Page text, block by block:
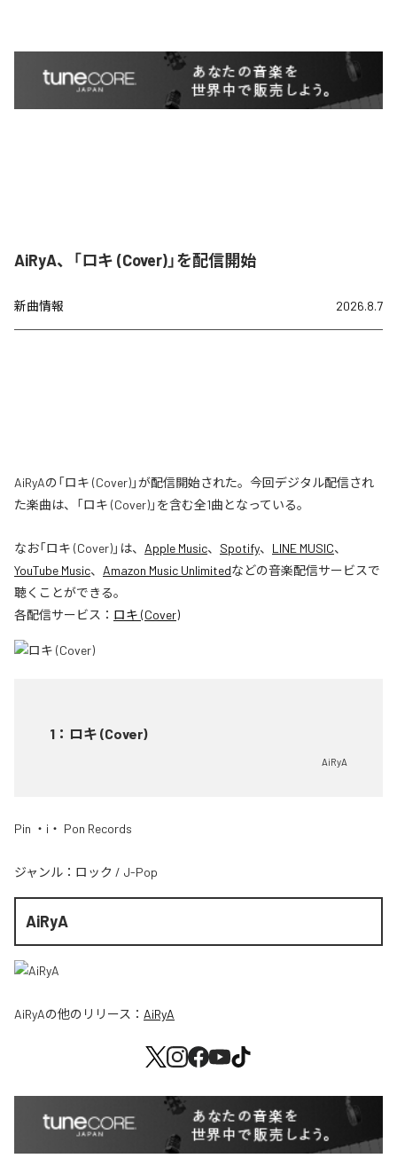
AiRyA、「ロキ (Cover)」を配信開始
新曲情報 2026.8.7
AiRyAの「ロキ (Cover)」が配信開始された。今回デジタル配信され
た楽曲は、「ロキ (Cover)」を含む全1曲となっている。
なお「ロキ (Cover)」は、 Apple Music、 Spotify、 LINE MUSIC、
YouTube Music、 Amazon Music Unlimitedなどの音楽配信サービスで
聴くことができる。
各配信サービス： ロキ (Cover)
1 ： ロキ (Cover)
AiRyA
Pin ・i・ Pon Records
ジャンル： ロック / J-Pop
AiRyA
AiRyAの他のリリース： AiRyA